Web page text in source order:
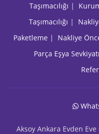
Taşımacılığı |
Taşımacılığı |
Paketleme | Nakliye
Parça Eşya Sevkiyatı
Aksoy Ankara Evden